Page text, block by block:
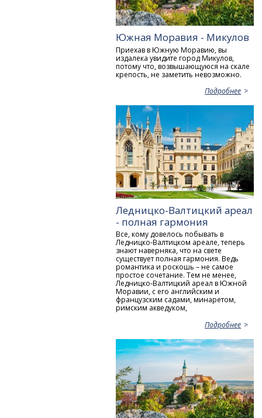
Южная Моравия - Микулов
Приехав в Южную Моравию, вы
издалека увидите город Микулов,
потому что, возвышающуюся на скале
крепость, не заметить невозможно.
Подробнее
Ледницко-Валтицкий ареал
- полная гармония
Все, кому довелось побывать в
Ледницко-Валтицком ареале, теперь
знают наверняка, что на свете
существует полная гармония. Ведь
романтика и роскошь – не самое
простое сочетание. Тем не менее,
Ледницко-Валтицкий ареал в Южной
Моравии, с его английским и
французским садами, минаретом,
римским акведуком,
Подробнее